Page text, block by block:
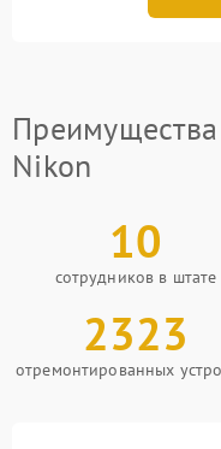
Nikon
10
сотрудников в штате
2323
отремонтированных